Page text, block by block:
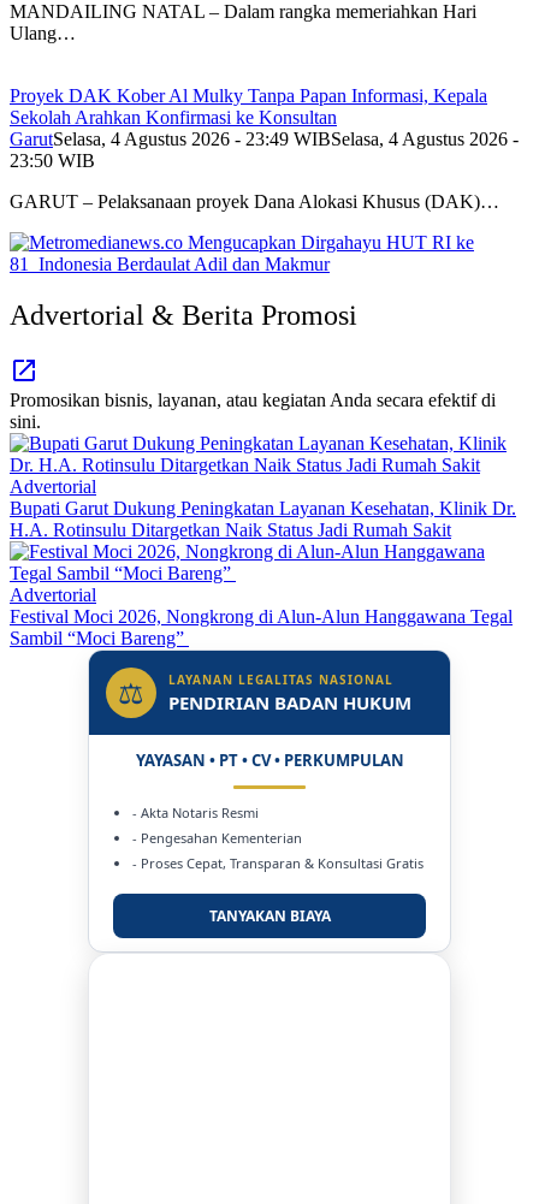
MANDAILING NATAL – Dalam rangka memeriahkan Hari
Ulang…
Proyek DAK Kober Al Mulky Tanpa Papan Informasi, Kepala
Sekolah Arahkan Konfirmasi ke Konsultan
GarutSelasa, 4 Agustus 2026 - 23:49 WIBSelasa, 4 Agustus 2026 -
23:50 WIB
GARUT – Pelaksanaan proyek Dana Alokasi Khusus (DAK)…
Advertorial & Berita Promosi
Promosikan bisnis, layanan, atau kegiatan Anda secara efektif di
sini.
Advertorial
Bupati Garut Dukung Peningkatan Layanan Kesehatan, Klinik Dr.
H.A. Rotinsulu Ditargetkan Naik Status Jadi Rumah Sakit
Advertorial
Festival Moci 2026, Nongkrong di Alun-Alun Hanggawana Tegal
Sambil “Moci Bareng”
⚖ LAYANAN LEGALITAS NASIONAL
PENDIRIAN BADAN HUKUM
YAYASAN • PT • CV • PERKUMPULAN
- Akta Notaris Resmi
- Pengesahan Kementerian
- Proses Cepat, Transparan & Konsultasi Gratis
TANYAKAN BIAYA